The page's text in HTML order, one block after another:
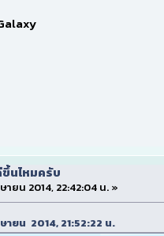
นไหมครับ
ายน 2014, 22:42:04 น. »
ายน 2014, 21:52:22 น.